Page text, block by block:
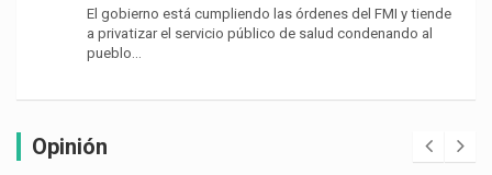
El gobierno está cumpliendo las órdenes del FMI y tiende
a privatizar el servicio público de salud condenando al
pueblo…
Opinión